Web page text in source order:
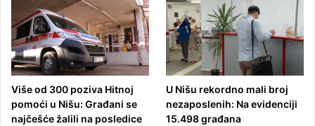
Više od 300 poziva Hitnoj
pomoći u Nišu: Građani se
najčešće žalili na posledice
U Nišu rekordno mali broj
nezaposlenih: Na evidenciji
15.498 građana